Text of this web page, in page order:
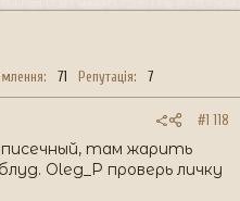
71 Репутація 7
#1 118
там жарить
Oleg_P проверь личку